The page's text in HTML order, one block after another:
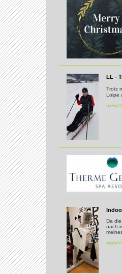
LL -
Trotz
Loipe
Da
nach